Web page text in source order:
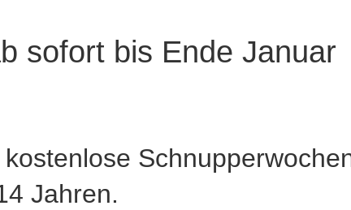
sofort bis Ende Januar
Jahren.